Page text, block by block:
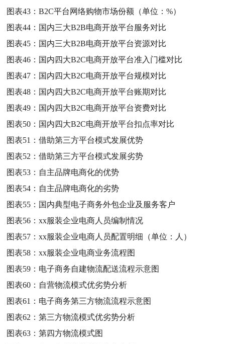
图表43：B2C平台网络购物市场份额（单位：%）
图表44： 国内三大B2B电商开放平台服务对比
图表45： 国内三大B2B电商开放平台资源对比
图表46： 国内四大B2C电商开放平台准入门槛对比
图表47： 国内四大B2C电商开放平台规模对比
图表48： 国内四大B2C电商开放平台账期对比
图表49： 国内四大B2C电商开放平台资费对比
图表50： 国内四大B2C电商开放平台扣点率对比
图表51：借助第三方平台模式发展优势
图表52：借助第三方平台模式发展劣势
图表53： 自主品牌电商化的优势
图表54： 自主品牌电商化的劣势
图表55： 国内典型电子商务外包企业及服务客户
图表56：xx服装企业电商人员编制情况
图表57：xx服装企业电商人员配置明细（单位：人）
图表58：xx服装企业电商业务流程图
图表59： 电子商务自建物流配送流程示意图
图表60： 自营物流模式优劣势分析
图表61： 电子商务第三方物流流程示意图
图表62：第三方物流模式优劣势分析
图表63：第四方物流模式图